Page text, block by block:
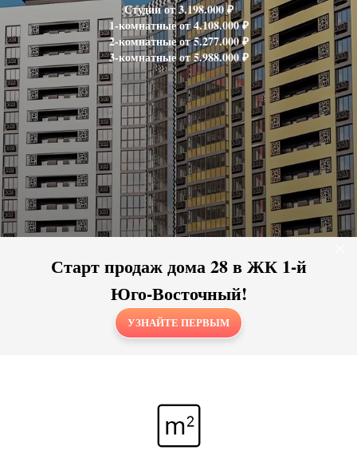
Студии от 3.198.000 ₽
1-комнатные от 4.108.000 ₽
2-комнатные от 5.277.000 ₽
3-комнатные от 5.988.000 ₽
Старт продаж дома 28 в ЖК 1-й
Юго-Восточный!
УЗНАЙТЕ ПЕРВЫМ